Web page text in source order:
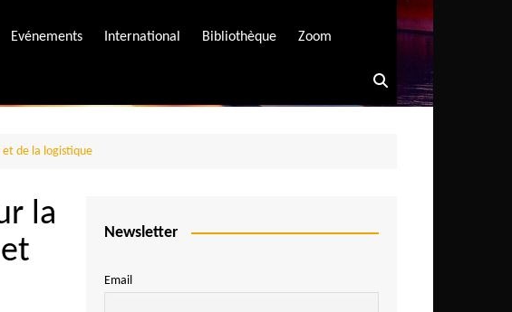
Evénements International Bibliothèque Zoom
et de la logistique
la
Newsletter
Email